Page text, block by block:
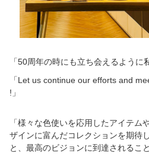
「50周年の時にも立ち会えるように
「Let us continue our efforts and
!」
「様々な色使いを応用したアイテム
ザインに富んだコレクションを期待
と、最高のビジョンに到達されるこ